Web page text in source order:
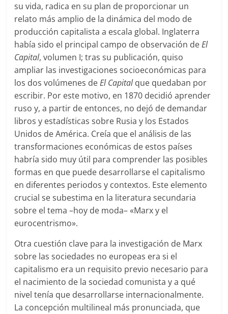
su vida, radica en su plan de proporcionar un
relato más amplio de la dinámica del modo de
producción capitalista a escala global. Inglaterra
había sido el principal campo de observación deEl
Capital, volumen I; tras su publicación, quiso
ampliar las investigaciones socioeconómicas para
los dos volúmenes deEl Capitalque quedaban por
escribir. Por este motivo, en 1870 decidió aprender
ruso y, a partir de entonces, no dejó de demandar
libros y estadísticas sobre Rusia y los Estados
Unidos de América. Creía que el análisis de las
transformaciones económicas de estos países
habría sido muy útil para comprender las posibles
formas en que puede desarrollarse el capitalismo
en diferentes periodos y contextos. Este elemento
crucial se subestima en la literatura secundaria
sobre el tema –hoy de moda– «Marx y el
eurocentrismo».
Otra cuestión clave para la investigación de Marx
sobre las sociedades no europeas era si el
capitalismo era un requisito previo necesario para
el nacimiento de la sociedad comunista y a qué
nivel tenía que desarrollarse internacionalmente.
La concepción multilineal más pronunciada, que